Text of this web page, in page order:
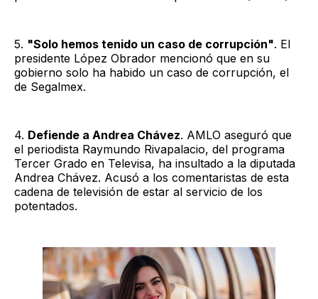
5. "Solo hemos tenido un caso de corrupción". El
presidente López Obrador mencionó que en su
gobierno solo ha habido un caso de corrupción, el
de Segalmex.
4. Defiende a Andrea Chávez. AMLO aseguró que
el periodista Raymundo Rivapalacio, del programa
Tercer Grado en Televisa, ha insultado a la diputada
Andrea Chávez. Acusó a los comentaristas de esta
cadena de televisión de estar al servicio de los
potentados.